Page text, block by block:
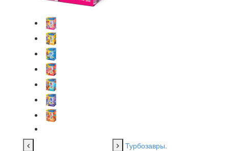
Турбозавры.